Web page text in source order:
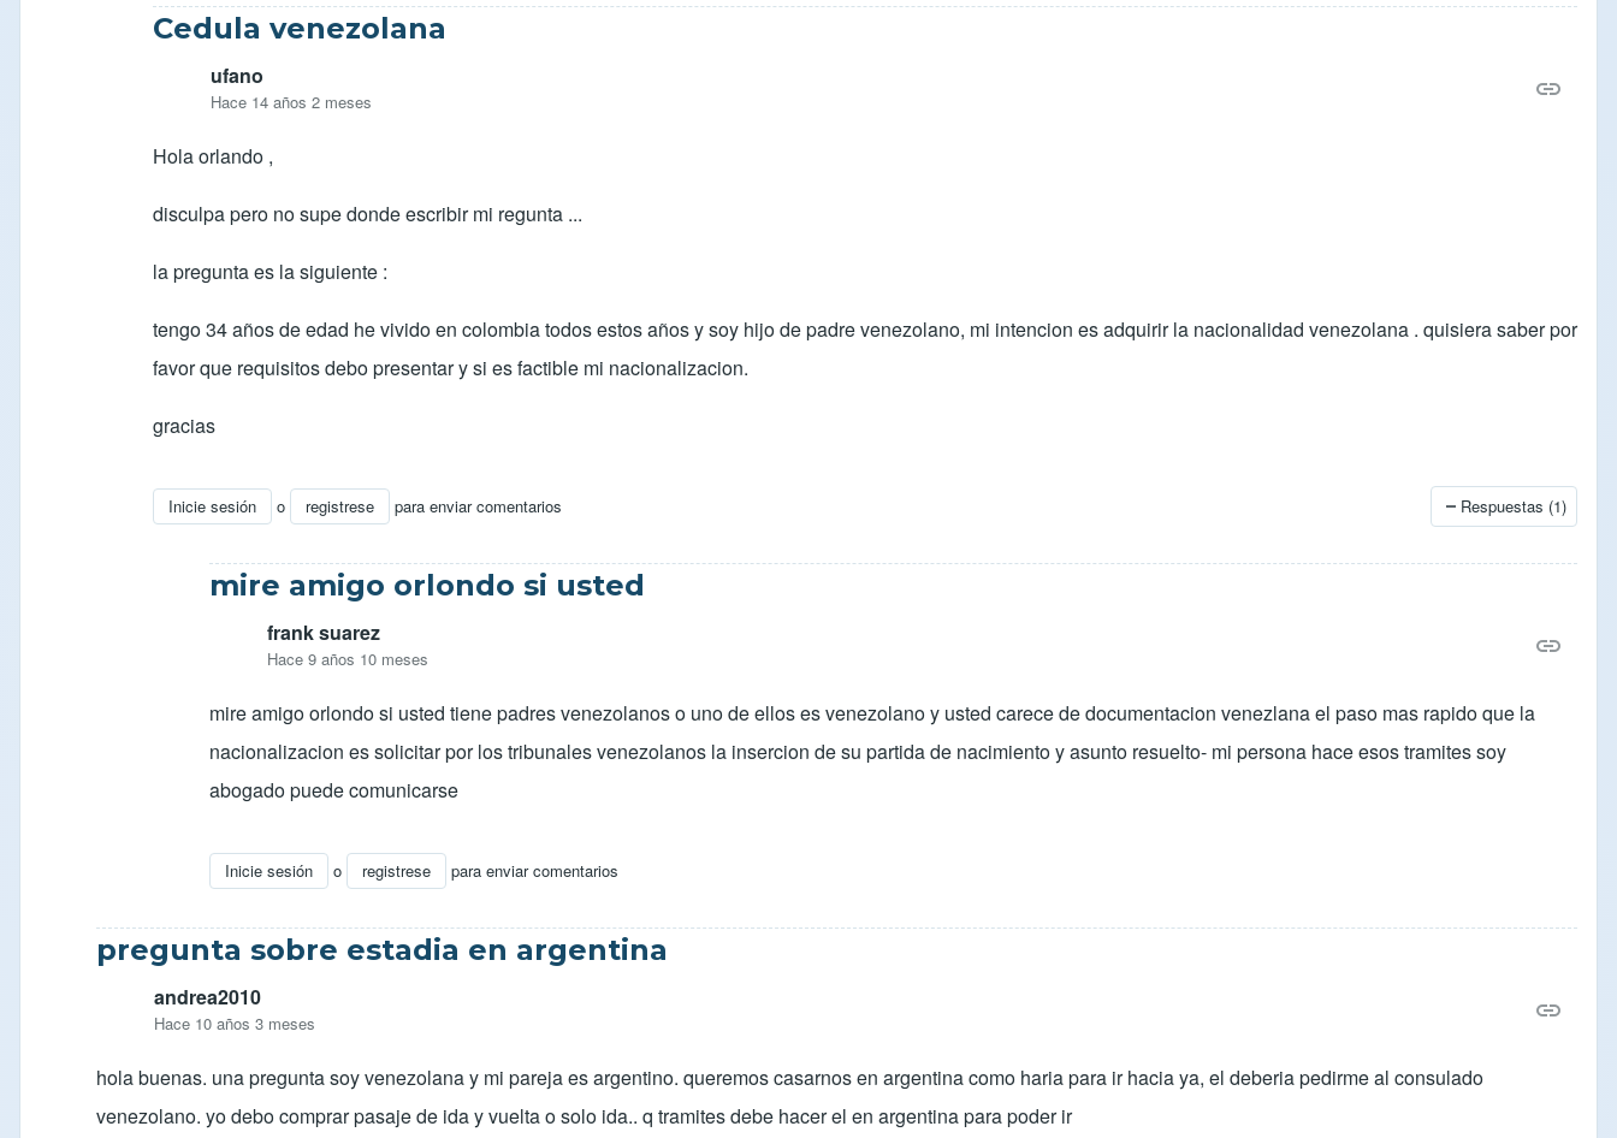
Cedula venezolana
ufano
Hace 14 años 2 meses
Hola orlando ,
disculpa pero no supe donde escribir mi regunta ...
la pregunta es la siguiente :
tengo 34 años de edad he vivido en colombia todos estos años y soy hijo de padre venezolano, mi intencion es adquirir la nacionalidad venezolana . quisiera saber por
favor que requisitos debo presentar y si es factible mi nacionalizacion.
gracias
Inicie sesión o registrese para enviar comentarios
En respuesta a Respuesta para Soli
Respuestas (1)
mire amigo orlondo si usted
frank suarez
Hace 9 años 10 meses
mire amigo orlondo si usted tiene padres venezolanos o uno de ellos es venezolano y usted carece de documentacion venezlana el paso mas rapido que la
nacionalizacion es solicitar por los tribunales venezolanos la insercion de su partida de nacimiento y asunto resuelto- mi persona hace esos tramites soy
abogado puede comunicarse
Inicie sesión o registrese para enviar comentarios
En respuesta a Cedula venezolana
pregunta sobre estadia en argentina
andrea2010
Hace 10 años 3 meses
hola buenas. una pregunta soy venezolana y mi pareja es argentino. queremos casarnos en argentina como haria para ir hacia ya, el deberia pedirme al consulado
venezolano. yo debo comprar pasaje de ida y vuelta o solo ida.. q tramites debe hacer el en argentina para poder ir